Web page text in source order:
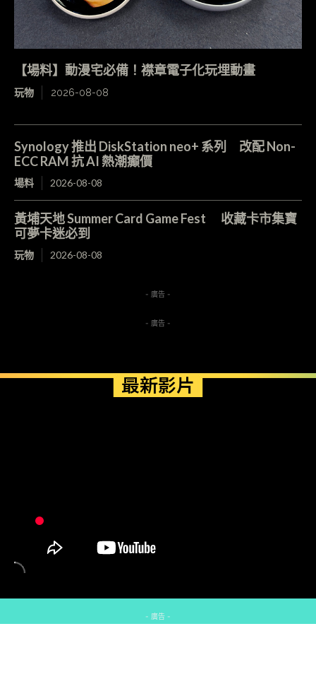
【場料】動漫宅必備！襟章電子化玩埋動畫
玩物 2026-08-08
Synology 推出 DiskStation neo+ 系列 改配 Non-
ECC RAM 抗 AI 熱潮癲價
場料 2026-08-08
黃埔天地 Summer Card Game Fest 收藏卡市集寶
可夢卡迷必到
玩物 2026-08-08
- 廣告 -
- 廣告 -
最新影片
- 廣告 -